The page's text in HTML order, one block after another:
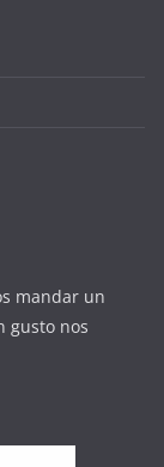
mandar un
gusto nos